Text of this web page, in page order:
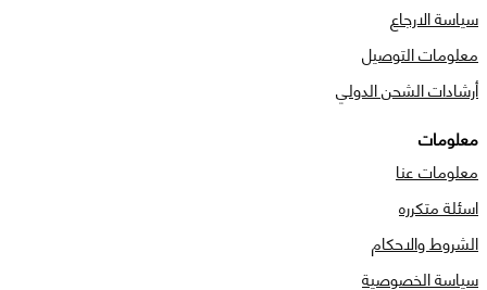
سياسة الارجاع
معلومات التوصيل
أرشادات الشحن الدولي
معلومات
معلومات عنا
اسئلة متكرره
الشروط والاحكام
سياسة الخصوصية